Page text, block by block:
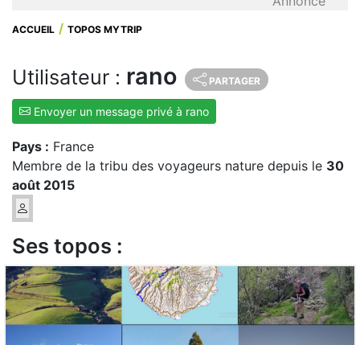
ACCUEIL TOPOS MYTRIP
Utilisateur : rano PARTAGER
Envoyer un message privé à rano
Pays : France
Membre de la tribu des voyageurs nature depuis le 30
août 2015
Ses topos :